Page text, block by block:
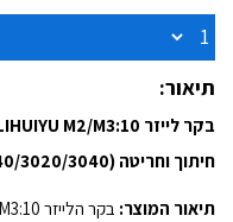
תיאור:
חיתוך וחריטה (3020/3040/K40)
תיאור המוצר: